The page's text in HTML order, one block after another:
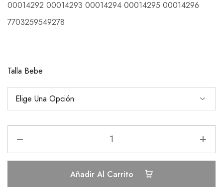
00014292 00014293 00014294 00014295 00014296
7703259549278
Talla Bebe
Añadir Al Carrito